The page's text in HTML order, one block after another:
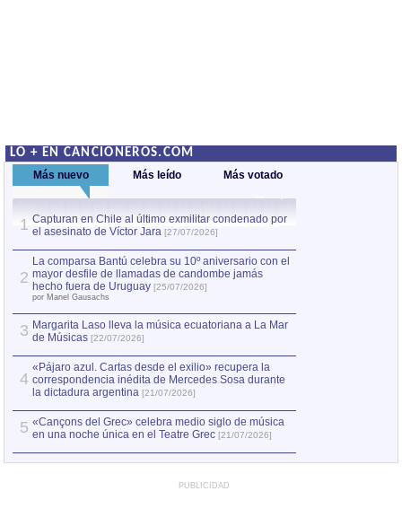
LO + EN CANCIONEROS.COM
Más nuevo Más leído Más votado
1 Capturan en Chile al último exmilitar condenado por
el asesinato de Víctor Jara [27/07/2026]
2
La comparsa Bantú celebra su 10º aniversario con el
mayor desfile de llamadas de candombe jamás
hecho fuera de Uruguay [25/07/2026]
por Manel Gausachs
3 Margarita Laso lleva la música ecuatoriana a La Mar
de Músicas [22/07/2026]
4
«Pájaro azul. Cartas desde el exilio» recupera la
correspondencia inédita de Mercedes Sosa durante
la dictadura argentina [21/07/2026]
5 «Cançons del Grec» celebra medio siglo de música
en una noche única en el Teatre Grec [21/07/2026]
PUBLICIDAD